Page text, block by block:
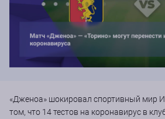
«Дженоа» шокировал спортивный мир
том, что 14 тестов на коронавирус в